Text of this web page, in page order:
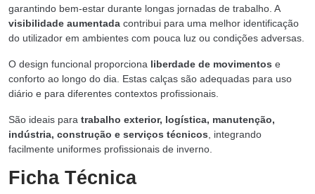
garantindo bem-estar durante longas jornadas de trabalho. A
visibilidade aumentada contribui para uma melhor identificação
do utilizador em ambientes com pouca luz ou condições adversas.
O design funcional proporciona liberdade de movimentos e
conforto ao longo do dia. Estas calças são adequadas para uso
diário e para diferentes contextos profissionais.
São ideais para trabalho exterior, logística, manutenção,
indústria, construção e serviços técnicos , integrando
facilmente uniformes profissionais de inverno.
Ficha Técnica